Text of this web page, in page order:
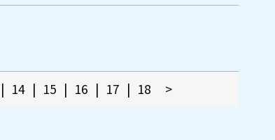
| 14 | 15 | 16 | 17 | 18 >